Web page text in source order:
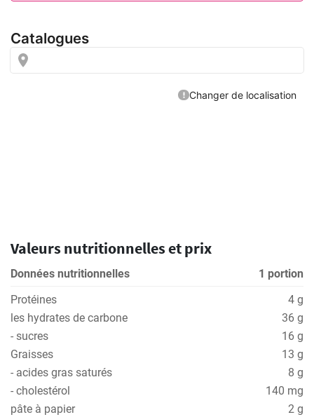
Valeurs nutritionnelles et prix
Données nutritionnelles
1 portion
Protéines
4 g
les hydrates de carbone
36 g
- sucres
16 g
Graisses
13 g
- acides gras saturés
8 g
- cholestérol
140 mg
pâte à papier
2 g